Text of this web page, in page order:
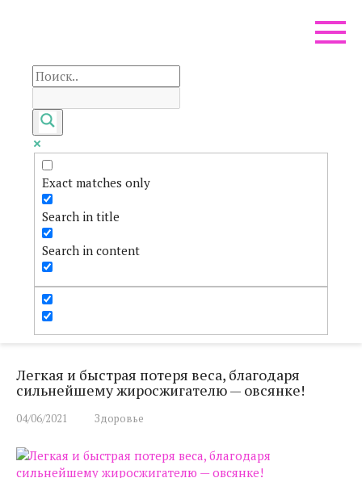
Exact matches only
Search in title
Search in content
Легкая и быстрая потеря веса, благодаря
сильнейшему жиросжигателю — овсянке!
04/06/2021 Здоровье